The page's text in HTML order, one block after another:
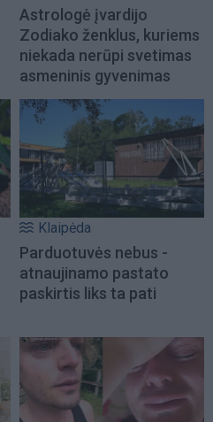
Astrologė įvardijo
Zodiako ženklus, kuriems
niekada nerūpi svetimas
asmeninis gyvenimas
Klaipėda
Parduotuvės nebus -
atnaujinamo pastato
paskirtis liks ta pati